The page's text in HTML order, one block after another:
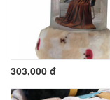
303,000 đ